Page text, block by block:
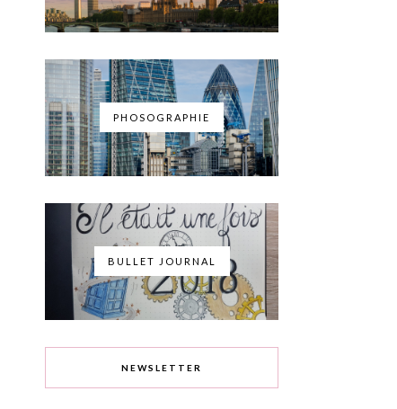
PHOSOGRAPHIE
BULLET JOURNAL
NEWSLETTER